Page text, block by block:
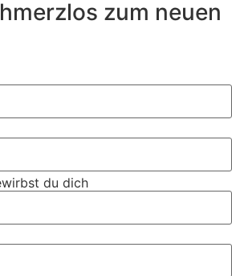
zum neuen
du dich